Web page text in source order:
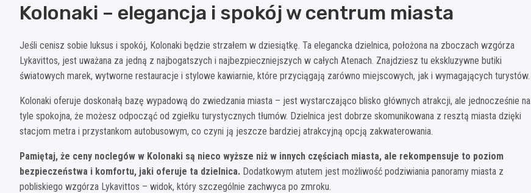
Kolonaki – elegancja i spokój w centrum miasta
Jeśli cenisz sobie luksus i spokój, Kolonaki będzie strzałem w dziesiątkę. Ta elegancka dzielnica, położona na zboczach wzgórza
Lykavittos, jest uważana za jedną z najbogatszych i najbezpieczniejszych w całych Atenach. Znajdziesz tu ekskluzywne butiki
światowych marek, wytworne restauracje i stylowe kawiarnie, które przyciągają zarówno miejscowych, jak i wymagających turystów.
Kolonaki oferuje doskonałą bazę wypadową do zwiedzania miasta – jest wystarczająco blisko głównych atrakcji, ale jednocześnie na
tyle spokojna, że możesz odpocząć od zgiełku turystycznych tłumów. Dzielnica jest dobrze skomunikowana z resztą miasta dzięki
stacjom metra i przystankom autobusowym, co czyni ją jeszcze bardziej atrakcyjną opcją zakwaterowania.
Pamiętaj, że ceny noclegów w Kolonaki są nieco wyższe niż w innych częściach miasta, ale rekompensuje to poziom
bezpieczeństwa i komfortu, jaki oferuje ta dzielnica. Dodatkowym atutem jest możliwość podziwiania panoramy miasta z
pobliskiego wzgórza Lykavittos – widok, który szczególnie zachwyca po zmroku.